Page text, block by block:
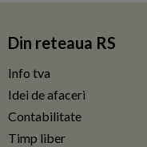
Din reteaua RS
Info tva
Idei de afaceri
Contabilitate
Timp liber